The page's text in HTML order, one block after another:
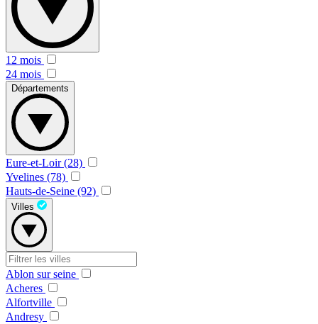
12 mois
24 mois
Départements
Eure-et-Loir (28)
Yvelines (78)
Hauts-de-Seine (92)
Villes
Ablon sur seine
Acheres
Alfortville
Andresy